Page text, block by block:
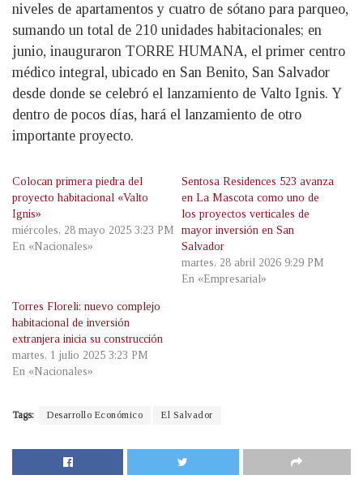
niveles de apartamentos y cuatro de sótano para parqueo,
sumando un total de 210 unidades habitacionales; en
junio, inauguraron TORRE HUMANA, el primer centro
médico integral, ubicado en San Benito, San Salvador
desde donde se celebró el lanzamiento de Valto Ignis. Y
dentro de pocos días, hará el lanzamiento de otro
importante proyecto.
Colocan primera piedra del
proyecto habitacional «Valto
Ignis»
miércoles, 28 mayo 2025 3:23 PM
En «Nacionales»
Sentosa Residences 523 avanza
en La Mascota como uno de
los proyectos verticales de
mayor inversión en San
Salvador
martes, 28 abril 2026 9:29 PM
En «Empresarial»
Torres Floreli: nuevo complejo
habitacional de inversión
extranjera inicia su construcción
martes, 1 julio 2025 3:23 PM
En «Nacionales»
Tags: Desarrollo Económico El Salvador